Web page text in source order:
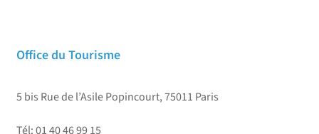
Office du Tourisme
5 bis Rue de l’Asile Popincourt, 75011 Paris
Tél: 01 40 46 99 15